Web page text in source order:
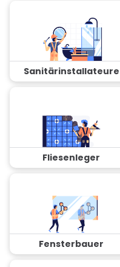
Sanitärinstallateure
Fliesenleger
Fensterbauer